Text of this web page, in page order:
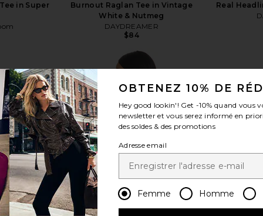
in Super
Burnout Raglan Tee in Vintage
White & Nutmeg
DAYDREAMER
$84
Real
voir plus
OBTENEZ 10% DE
Hey good lookin'! Get -10% quand vous
newsletter et vous serez informé en
des soldes & des promotions
Adresse email
Femme Homme